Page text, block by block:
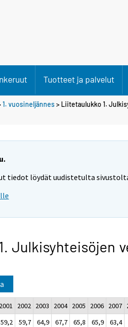
Tuotteet ja palvelut
1. vuosineljännes> Liitetaulukko 1.
tiedot löydät uudistetulta
Julkisyhteisöjen
2001 2002 2003 2004 2005 2006 2007
59,2 59,7 64,9 67,7 65,8 65,9 63,4